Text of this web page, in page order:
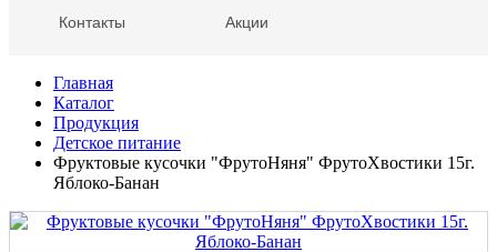
Контакты Акции
Главная
Каталог
Продукция
Детское питание
Фруктовые кусочки "ФрутоНяня" ФрутоХвостики 15г.
Яблоко-Банан